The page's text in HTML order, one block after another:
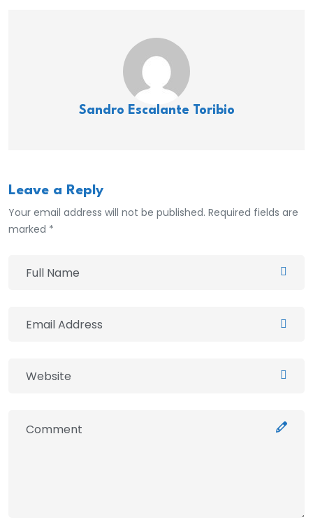
Sandro Escalante Toribio
Leave a Reply
Your email address will not be published. Required fields are
marked *